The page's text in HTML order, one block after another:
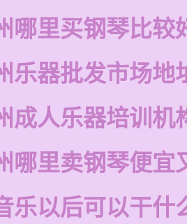
哪里买钢琴比较
乐器批发市场地
成人乐器培训机
哪里卖钢琴便宜
乐以后可以干什